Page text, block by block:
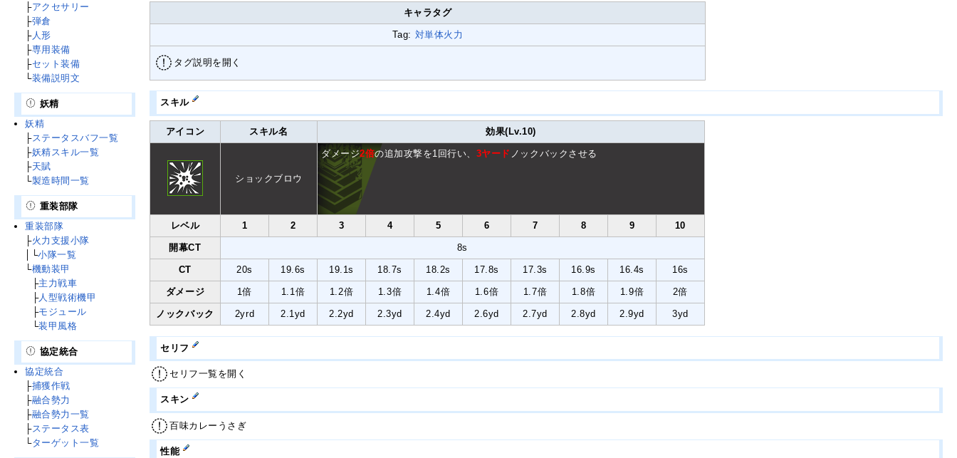
キャラタグ
Tag: 対単体火力
タグ説明を開く
スキル
アイコン スキル名 効果(Lv.10)
ショック ブロウ
ダメージ2倍の追加攻撃を1回行い、 3ヤード ノックバックさせる
レベル 1 2 3 4 5 6 7 8 9 10
開幕CT 8s
CT 20s 19.6s 19.1s 18.7s 18.2s 17.8s 17.3s 16.9s 16.4s 16s
ダメージ 1倍 1.1倍 1.2倍 1.3倍 1.4倍 1.6倍 1.7倍 1.8倍 1.9倍 2倍
ノックバック 2yrd 2.1yd 2.2yd 2.3yd 2.4yd 2.6yd 2.7yd 2.8yd 2.9yd 3yd
セリフ
セリフ一覧を開く
スキン
百味カレーうさぎ
性能
├アクセサリー
├弾倉
├人形
├専用装備
├セット装備
└装備説明文
妖精
妖精
├ステータスバフ一覧
├妖精スキル一覧
├天賦
└製造時間一覧
重装部隊
重装部隊
├火力支援小隊
│└小隊一覧
└機動装甲
├主力戦車
├人型戦術機甲
├モジュール
└装甲風格
協定統合
協定統合
├捕獲作戦
├融合勢力
├融合勢力一覧
├ステータス表
└ターゲット一覧